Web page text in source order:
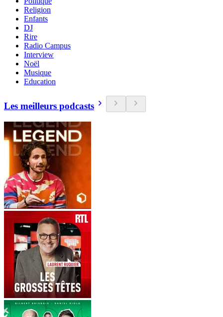
Religion
Enfants
DJ
Rire
Radio Campus
Interview
Noël
Musique
Education
Les meilleurs podcasts